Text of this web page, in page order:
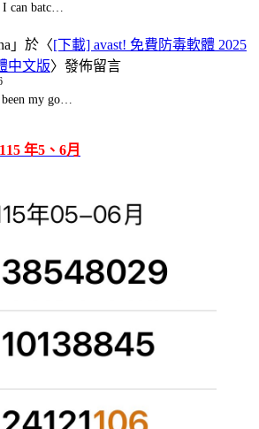
I can batc…
」於〈[下載] avast! 免費防毒軟體 2025
中文版〉發佈留言
my go…
年5、6月